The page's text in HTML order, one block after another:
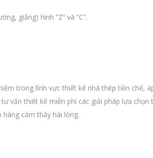
giằng) hình “Z” và “C”.
trong lĩnh vực thiết kế nhà thép tiền chế,
vấn thiết kế miễn phí các giải pháp lựa chọn
cảm thấy hài lòng.